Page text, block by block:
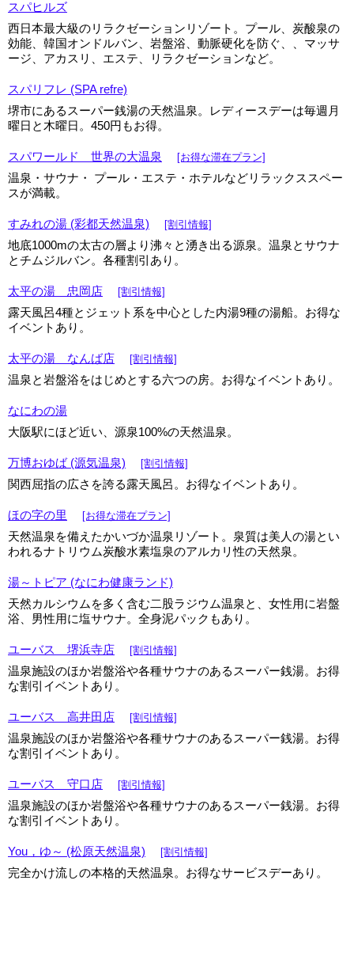
スパヒルズ
西日本最大級のリラクゼーションリゾート。プール、炭酸泉の
効能、韓国オンドルバン、岩盤浴、動脈硬化を防ぐ、、マッサ
ージ、アカスリ、エステ、リラクゼーションなど。
スパリフレ (SPA refre)
堺市にあるスーパー銭湯の天然温泉。レディースデーは毎週月
曜日と木曜日。450円もお得。
スパワールド 世界の大温泉 [お得な滞在プラン]
温泉・サウナ・ プール・エステ・ホテルなどリラックススペー
スが満載。
すみれの湯 (彩都天然温泉) [割引情報]
地底1000mの太古の層より沸々と湧き出る源泉。温泉とサウナ
とチムジルバン。各種割引あり。
太平の湯 忠岡店 [割引情報]
露天風呂4種とジェット系を中心とした内湯9種の湯船。お得な
イベントあり。
太平の湯 なんば店 [割引情報]
温泉と岩盤浴をはじめとする六つの房。お得なイベントあり。
なにわの湯
大阪駅にほど近い、源泉100%の天然温泉。
万博おゆば (源気温泉) [割引情報]
関西屈指の広さを誇る露天風呂。お得なイベントあり。
ほの字の里 [お得な滞在プラン]
天然温泉を備えたかいづか温泉リゾート。泉質は美人の湯とい
われるナトリウム炭酸水素塩泉のアルカリ性の天然泉。
湯～トピア (なにわ健康ランド)
天然カルシウムを多く含む二股ラジウム温泉と、女性用に岩盤
浴、男性用に塩サウナ。全身泥パックもあり。
ユーバス 堺浜寺店 [割引情報]
温泉施設のほか岩盤浴や各種サウナのあるスーパー銭湯。お得
な割引イベントあり。
ユーバス 高井田店 [割引情報]
温泉施設のほか岩盤浴や各種サウナのあるスーパー銭湯。お得
な割引イベントあり。
ユーバス 守口店 [割引情報]
温泉施設のほか岩盤浴や各種サウナのあるスーパー銭湯。お得
な割引イベントあり。
You，ゆ～ (松原天然温泉) [割引情報]
完全かけ流しの本格的天然温泉。お得なサービスデーあり。